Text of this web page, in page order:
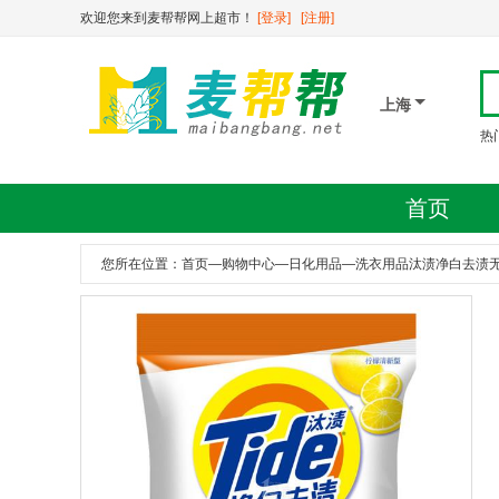
欢迎您来到麦帮帮网上超市！ [登录] [注册]
上海
热
首页
您所在位置： 首页—购物中心—日化用品—洗衣用品汰渍净白去渍